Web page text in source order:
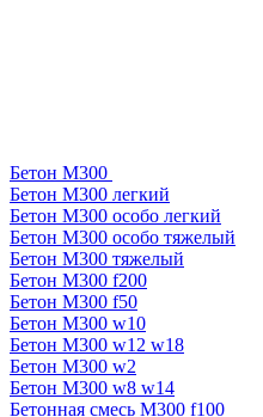
Бетон М300
Бетон М300 легкий
Бетон М300 особо легкий
Бетон М300 особо тяжелый
Бетон М300 тяжелый
Бетон М300 f200
Бетон М300 f50
Бетон М300 w10
Бетон М300 w12 w18
Бетон М300 w2
Бетон М300 w8 w14
Бетонная смесь М300 f100